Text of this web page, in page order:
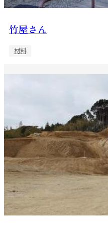
竹屋さん
材料